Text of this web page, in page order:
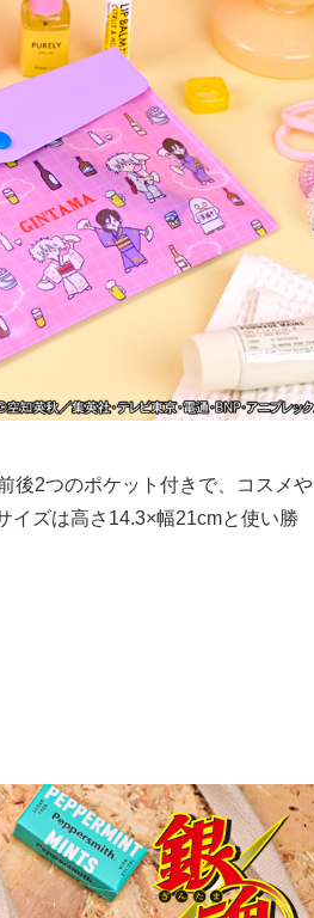
後2つのポケット付きで、コスメや
イズは高さ14.3×幅21cmと使い勝